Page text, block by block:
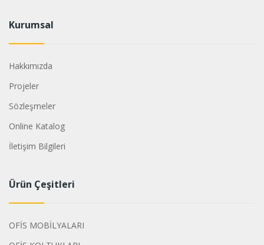
Kurumsal
Hakkımızda
Projeler
Sözleşmeler
Online Katalog
İletişim Bilgileri
Ürün Çeşitleri
OFİS MOBİLYALARI